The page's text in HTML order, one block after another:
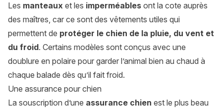
Les manteaux et les imperméables ont la cote auprès
des maîtres, car ce sont des vêtements utiles qui
permettent de protéger le chien de la pluie, du vent et
du froid. Certains modèles sont conçus avec une
doublure en polaire pour garder l’animal bien au chaud à
chaque balade dès qu’il fait froid.
Une assurance pour chien
La souscription d’une assurance chien est le plus beau